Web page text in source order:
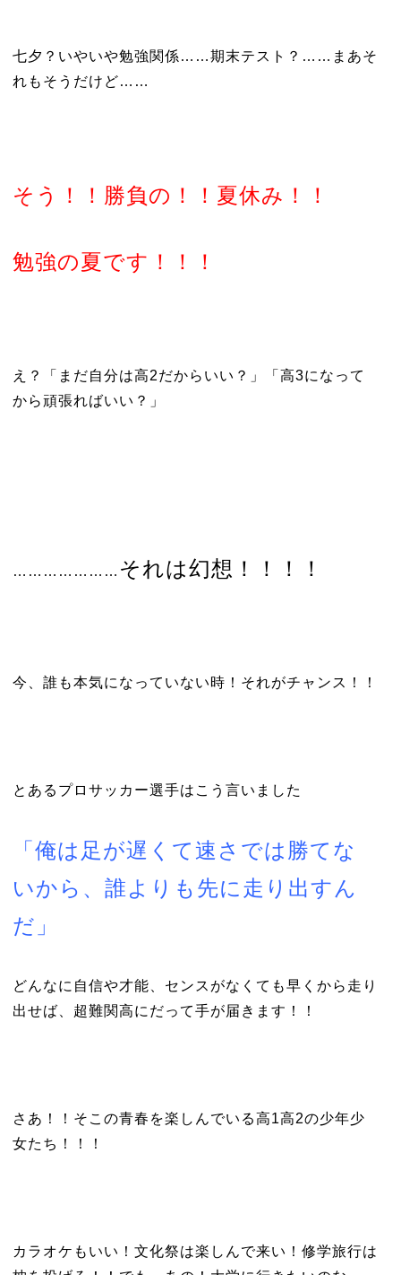
七夕？いやいや勉強関係……期末テスト？……まあそ
れもそうだけど……
そう！！勝負の！！夏休み！！
勉強の夏です！！！
え？「まだ自分は高2だからいい？」「高3になって
から頑張ればいい？」
………………… それは幻想！！！！
今、誰も本気になっていない時！それがチャンス！！
とあるプロサッカー選手はこう言いました
「俺は足が遅くて速さでは勝てな
いから、誰よりも先に走り出すん
だ」
どんなに自信や才能、センスがなくても早くから走り
出せば、超難関高にだって手が届きます！！
さあ！！そこの青春を楽しんでいる高1高2の少年少
女たち！！！
カラオケもいい！文化祭は楽しんで来い！修学旅行は